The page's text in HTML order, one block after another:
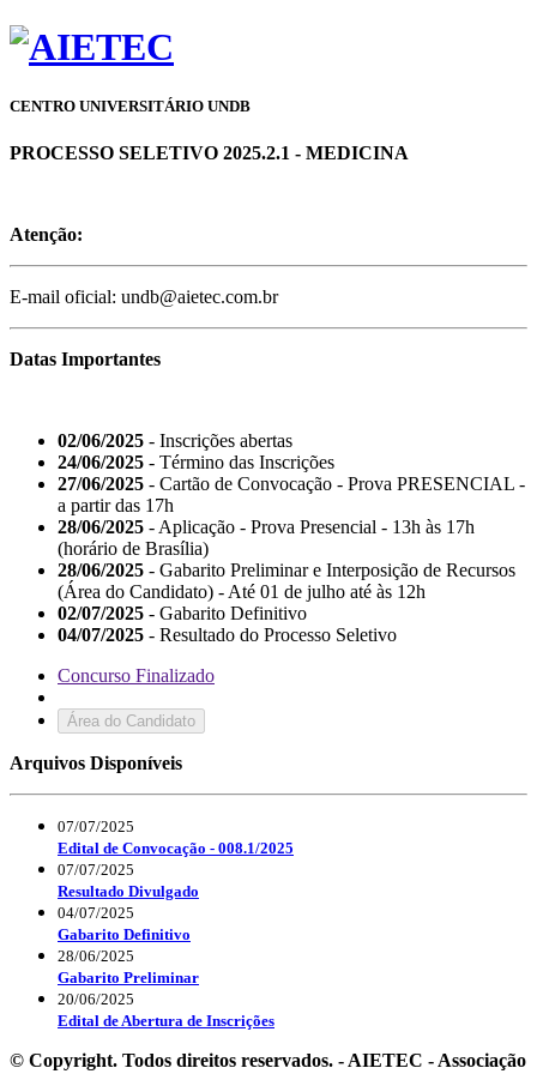
CENTRO UNIVERSITÁRIO UNDB
PROCESSO SELETIVO 2025.2.1 - MEDICINA
Atenção:
E-mail oficial: undb@aietec.com.br
Datas Importantes
02/06/2025 - Inscrições abertas
24/06/2025 - Término das Inscrições
27/06/2025 - Cartão de Convocação - Prova PRESENCIAL -
a partir das 17h
28/06/2025 - Aplicação - Prova Presencial - 13h às 17h
(horário de Brasília)
28/06/2025 - Gabarito Preliminar e Interposição de Recursos
(Área do Candidato) - Até 01 de julho até às 12h
02/07/2025 - Gabarito Definitivo
04/07/2025 - Resultado do Processo Seletivo
Concurso Finalizado
Área do Candidato
Arquivos Disponíveis
07/07/2025
Edital de Convocação - 008.1/2025
07/07/2025
Resultado Divulgado
04/07/2025
Gabarito Definitivo
28/06/2025
Gabarito Preliminar
20/06/2025
Edital de Abertura de Inscrições
© Copyright. Todos direitos reservados. - AIETEC - Associação